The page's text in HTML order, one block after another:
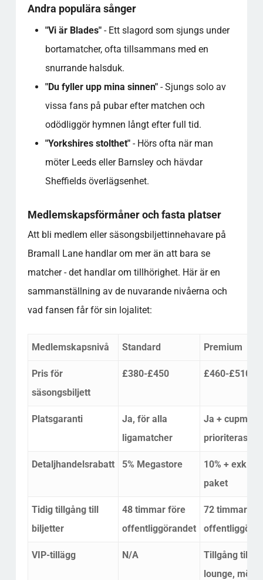
Andra populära sånger
"Vi är Blades"- Ett slagord som sjungs under
bortamatcher, ofta tillsammans med en
snurrande halsduk.
"Du fyller upp mina sinnen"- Sjungs solo av
vissa fans på pubar efter matchen och
odödliggör hymnen långt efter full tid.
"Yorkshires stolthet"- Hörs ofta när man
möter Leeds eller Barnsley och hävdar
Sheffields överlägsenhet.
Medlemskapsförmåner och fasta platser
Att bli medlem eller säsongsbiljettinnehavare på
Bramall Lane handlar om mer än att bara se
matcher - det handlar om tillhörighet. Här är en
sammanställning av de nuvarande nivåerna och
vad fansen får för sin lojalitet:
Medlemskapsnivå Standard Premium
Pris för
säsongsbiljett
£380-£450 £460-£510
Platsgaranti
Ja, för alla
ligamatcher
Ja +
prioriteras
Detaljhandelsrabatt 5% Megastore
10% +
paket
Tidig tillgång till
biljetter
48 timmar före
offentliggörandet
72 timmar
VIP-tillägg N/A
Tillgång till
lounge, möte